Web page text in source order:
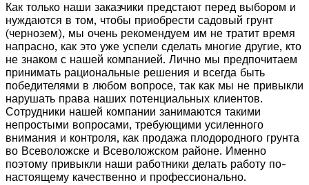
Как только наши заказчики предстают перед выбором и
нуждаются в том, чтобы приобрести садовый грунт
(чернозем), мы очень рекомендуем им не тратит время
напрасно, как это уже успели сделать многие другие, кто
не знаком с нашей компанией. Лично мы предпочитаем
принимать рациональные решения и всегда быть
победителями в любом вопросе, так как мы не привыкли
нарушать права наших потенциальных клиентов.
Сотрудники нашей компании занимаются такими
непростыми вопросами, требующими усиленного
внимания и контроля, как продажа плодородного грунта
во Всеволожске и Всеволожском районе. Именно
поэтому привыкли наши работники делать работу по-
настоящему качественно и профессионально.